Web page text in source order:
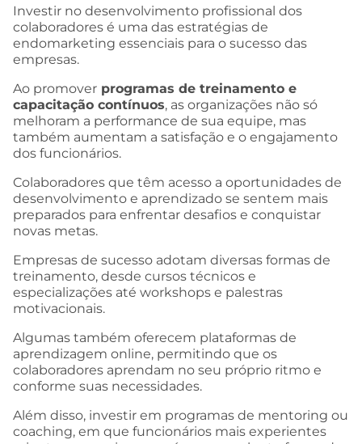
Investir no desenvolvimento profissional dos
colaboradores é uma das estratégias de
endomarketing essenciais para o sucesso das
empresas.
Ao promover programas de treinamento e
capacitação contínuos, as organizações não só
melhoram a performance de sua equipe, mas
também aumentam a satisfação e o engajamento
dos funcionários.
Colaboradores que têm acesso a oportunidades de
desenvolvimento e aprendizado se sentem mais
preparados para enfrentar desafios e conquistar
novas metas.
Empresas de sucesso adotam diversas formas de
treinamento, desde cursos técnicos e
especializações até workshops e palestras
motivacionais.
Algumas também oferecem plataformas de
aprendizagem online, permitindo que os
colaboradores aprendam no seu próprio ritmo e
conforme suas necessidades.
Além disso, investir em programas de mentoring ou
coaching, em que funcionários mais experientes